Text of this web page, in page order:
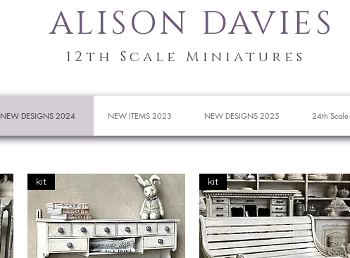
ALISON DAVIES
12th Scale Miniatures
NEW DESIGNS 2024 NEW ITEMS 2023 NEW DESIGNS 2025 24th Scale
kit kit